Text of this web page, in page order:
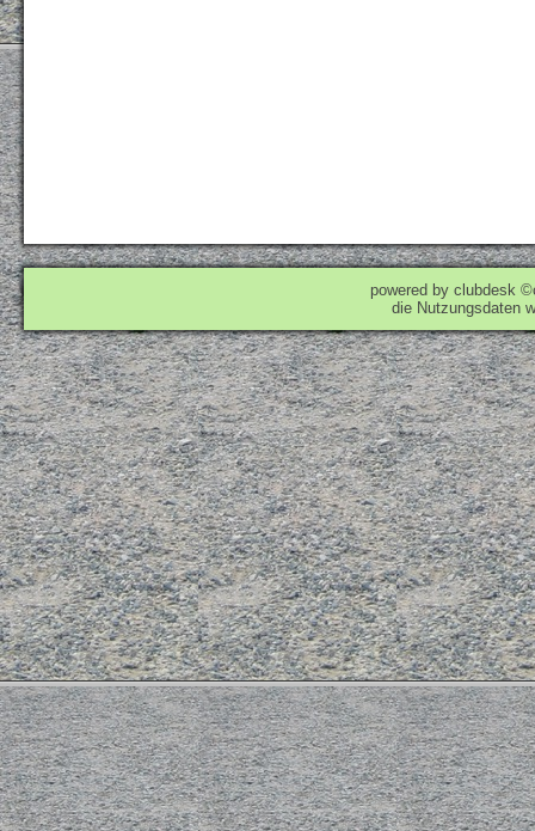
powered by clubdesk
die Nutzungsdaten